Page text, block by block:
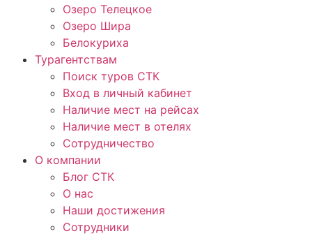
Озеро Телецкое
Озеро Шира
Белокуриха
Турагентствам
Поиск туров СТК
Вход в личный кабинет
Наличие мест на рейсах
Наличие мест в отелях
Сотрудничество
О компании
Блог СТК
О нас
Наши достижения
Сотрудники